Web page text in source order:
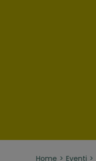
Home Eventi